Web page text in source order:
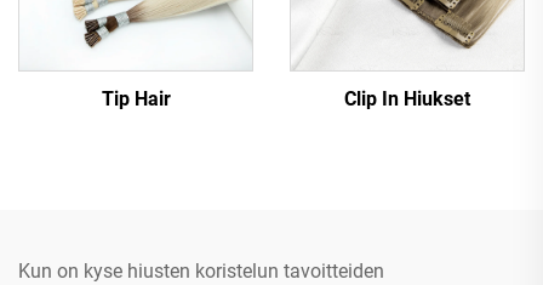
Tip Hair Clip In Hiukset
Kun on kyse hiusten koristelun tavoitteiden